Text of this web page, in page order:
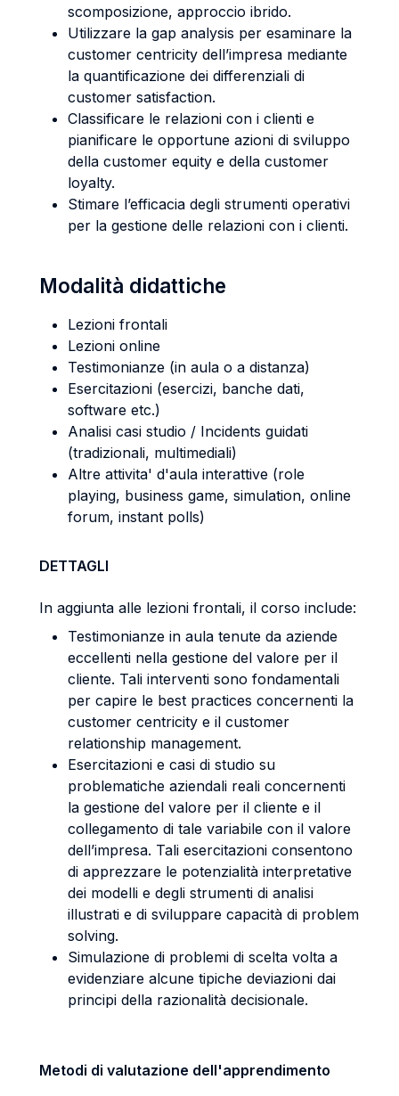
scomposizione, approccio ibrido.
Utilizzare la gap analysis per esaminare la
customer centricity dell’impresa mediante
la quantificazione dei differenziali di
customer satisfaction.
Classificare le relazioni con i clienti e
pianificare le opportune azioni di sviluppo
della customer equity e della customer
loyalty.
Stimare l’efficacia degli strumenti operativi
per la gestione delle relazioni con i clienti.
Modalità didattiche
Lezioni frontali
Lezioni online
Testimonianze (in aula o a distanza)
Esercitazioni (esercizi, banche dati,
software etc.)
Analisi casi studio / Incidents guidati
(tradizionali, multimediali)
Altre attivita' d'aula interattive (role
playing, business game, simulation, online
forum, instant polls)
DETTAGLI
In aggiunta alle lezioni frontali, il corso include:
Testimonianze in aula tenute da aziende
eccellenti nella gestione del valore per il
cliente. Tali interventi sono fondamentali
per capire le best practices concernenti la
customer centricity e il customer
relationship management.
Esercitazioni e casi di studio su
problematiche aziendali reali concernenti
la gestione del valore per il cliente e il
collegamento di tale variabile con il valore
dell’impresa. Tali esercitazioni consentono
di apprezzare le potenzialità interpretative
dei modelli e degli strumenti di analisi
illustrati e di sviluppare capacità di problem
solving.
Simulazione di problemi di scelta volta a
evidenziare alcune tipiche deviazioni dai
principi della razionalità decisionale.
Metodi di valutazione dell'apprendimento